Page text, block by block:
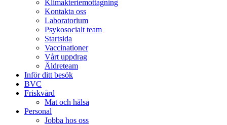
Klimakteriemottagning
Kontakta oss
Laboratorium
Psykosocialt team
Startsida
Vaccinationer
Vårt uppdrag
Äldreteam
Inför ditt besök
BVC
Friskvård
Mat och hälsa
Personal
Jobba hos oss